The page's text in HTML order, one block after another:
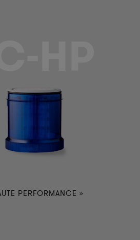
PERFORMANCE »